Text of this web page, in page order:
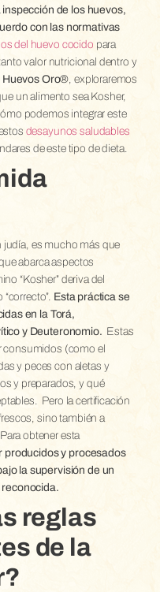
de los huevos,
con las normativas
del huevo cocido para
valor nutricional dentro y
Huevos Oro® , exploraremos
un alimento sea Kosher,
podemos integrar este
desayunos saludables
de este tipo de dieta.
judía, es mucho más que
abarca aspectos
“Kosher” deriva del
Esta práctica se
en la Torá,
y Deuteronomio. Estas
consumidos (como el
y peces con aletas y
y preparados, y qué
Pero la certificación
sino también a
obtener esta
producidos y procesados
la supervisión de un
reglas
de la